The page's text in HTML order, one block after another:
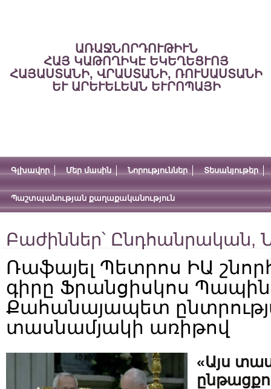
ԱՌԱՋՆՈՐԴՈՒԹԻՒՆ
ՀԱՅ ԿԱԹՈՂԻԿԷ ԵԿԵՂԵՑՒՈՅ
ՀԱՅԱՍՏԱՆԻ, ՎՐԱՍՏԱՆԻ, ՌՈՒՍԱՍՏԱՆԻ
ԵՒ ԱՐԵՒԵԼԵԱՆ ԵՒՐՈՊԱՅԻ
Գլխավոր Մեր մասին Նորություններ Տեսանյութեր
Պաշտպանության քաղաքականություն
Բաժիններ՝ Ընդհանրական,
Ռաֆայել Պետրոս ԻԱ
գիրը Ֆրանցիսկոս Պապին
Քահանայապետ
տասնամյակի առիթով
«Այս